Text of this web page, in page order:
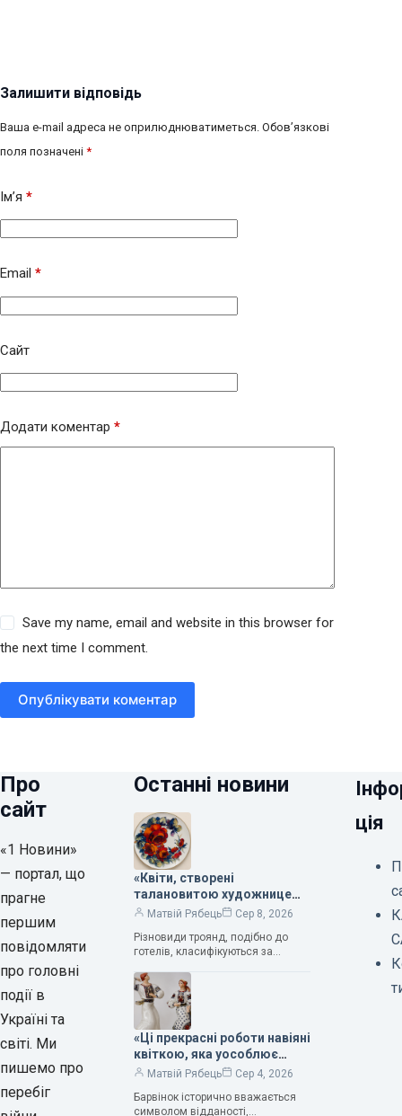
Залишити відповідь
Ваша e-mail адреса не оприлюднюватиметься. Обов’язкові
поля позначені *
Ім’я *
Email *
Сайт
Додати коментар *
Save my name, email and website in this browser for
the next time I comment.
Опублікувати коментар
Про
сайт
«1 Новини»
— портал, що
прагне
першим
повідомляти
про головні
події в
Україні та
світі. Ми
пишемо про
перебіг
Останні новини
«Квіти, створені
талановитою художницею
Валентиною Трегубовою,
— колекціонерка Людмила
Карпінська-Романюк
Матвій Рябець
Сер 8, 2026
Різновиди троянд, подібно до
готелів, класифікуються за
класифікації квітів їх лише чотири.
Критерії оцінки включають
розмір…
«Ці прекрасні роботи навіяні
квіткою, яка уособлює
нескінченне кохання», —
Людмила Карпінська-
Матвій Рябець
Сер 4, 2026
Барвінок історично вважається
символом відданості,
ція